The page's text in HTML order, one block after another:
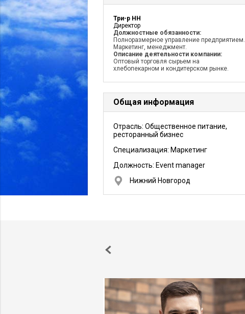
Три-р НН
Директор
Должностные обязанности:
Полноразмерное управление предприятием.
Маркетинг, менеджмент.
Описание деятельности компании:
Оптовый торговля сырьем на
хлебопекарном и кондитерском рынке.
Общая информация
Отрасль: Общественное питание,
ресторанный бизнес
Специализация: Маркетинг
Должность: Event manager
Нижний Новгород